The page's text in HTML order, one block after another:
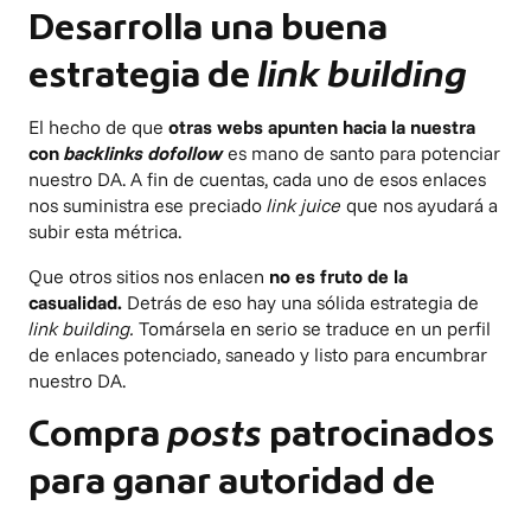
Desarrolla una buena
estrategia de link building
El hecho de que otras webs apunten hacia la nuestra
con backlinks dofollowes mano de santo para potenciar
nuestro DA. A fin de cuentas, cada uno de esos enlaces
nos suministra ese preciado link juice que nos ayudará a
subir esta métrica.
Que otros sitios nos enlacen no es fruto de la
casualidad. Detrás de eso hay una sólida estrategia de
link building. Tomársela en serio se traduce en un perfil
de enlaces potenciado, saneado y listo para encumbrar
nuestro DA.
Compra posts patrocinados
para ganar autoridad de